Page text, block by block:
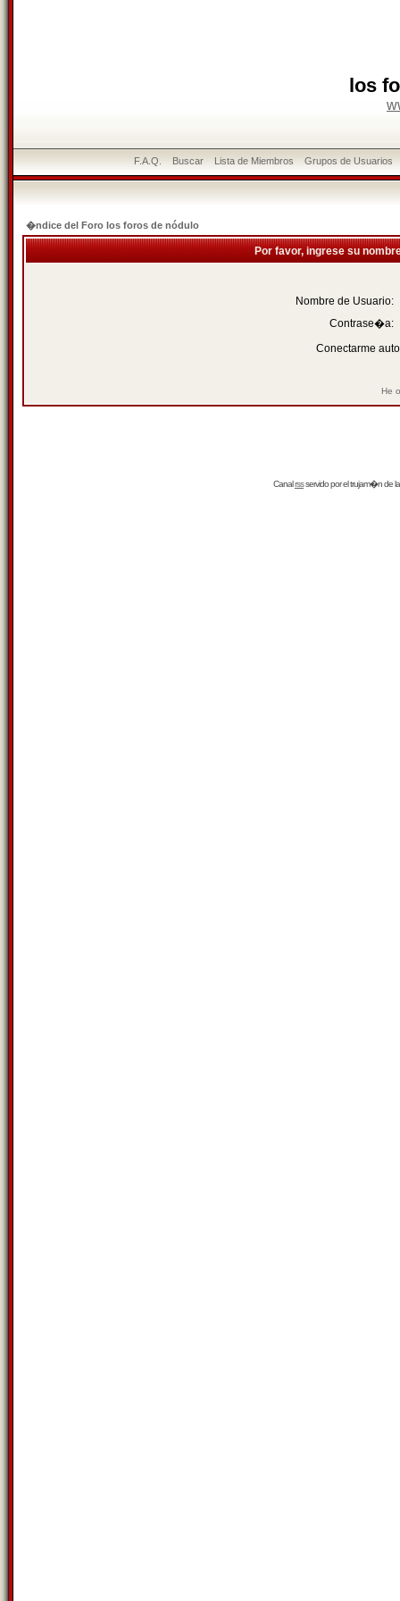
los
F.A.Q. Buscar Lista de Miembros Grupos de Usuarios
�ndice del Foro los foros de nódulo
Por favor, ingrese su
Nombre de Usuario:
Contrase�a:
Conectarme
He
Canalrssservido por eltrujam�nde